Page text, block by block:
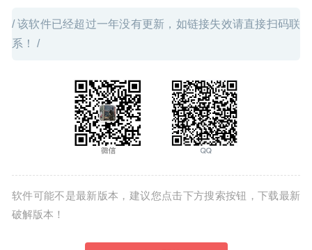
/ 该软件已经超过一年没有更新，如链接失效请直接扫码联
系！ /
软件可能不是最新版本，建议您点击下方搜索按钮，下载最新
破解版本！